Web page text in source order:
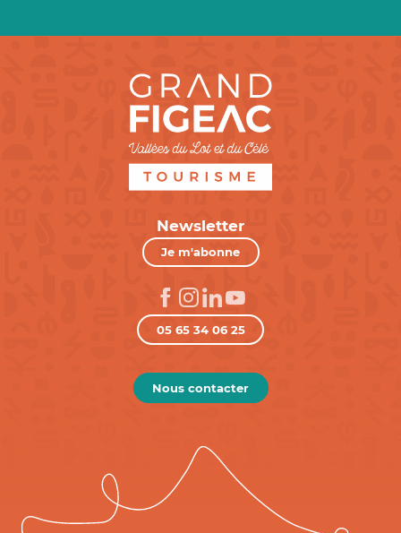
Newsletter
Je m'abonne
05 65 34 06 25
Nous contacter